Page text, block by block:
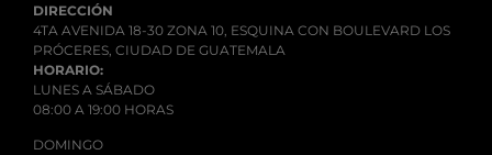
DIRECCIÓN
4TA AVENIDA 18-30 ZONA 10, ESQUINA CON BOULEVARD LOS
PRÓCERES, CIUDAD DE GUATEMALA
HORARIO:
LUNES A SÁBADO
08:00 A 19:00 HORAS
DOMINGO